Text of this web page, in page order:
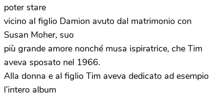
poter stare
vicino al figlio Damion avuto dal matrimonio con
Susan Moher, suo
più grande amore nonché musa ispiratrice, che Tim
aveva sposato nel 1966.
Alla donna e al figlio Tim aveva dedicato ad esempio
l’intero album